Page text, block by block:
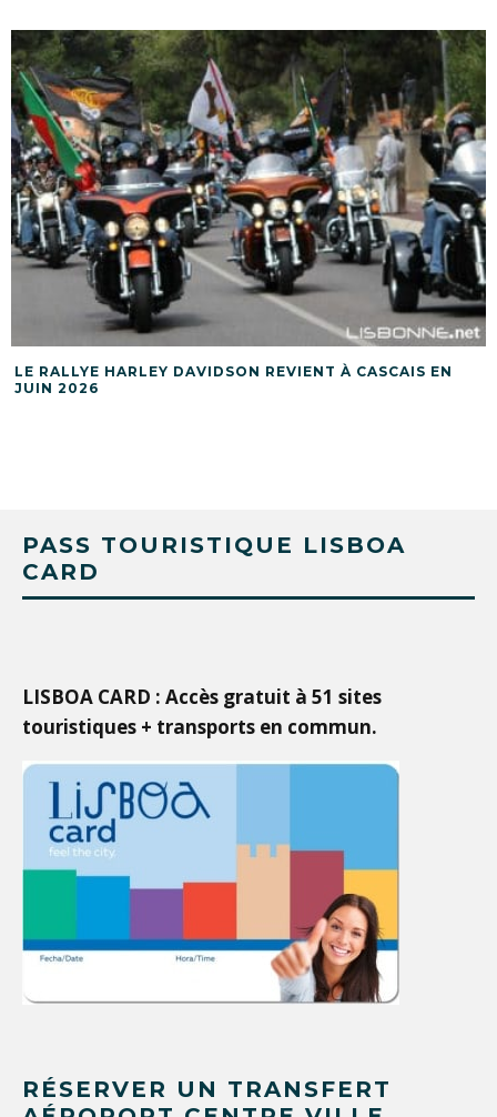
LE RALLYE HARLEY DAVIDSON REVIENT À CASCAIS EN
JUIN 2026
PASS TOURISTIQUE LISBOA
CARD
LISBOA CARD : Accès gratuit à 51 sites
touristiques + transports en commun.
RÉSERVER UN TRANSFERT